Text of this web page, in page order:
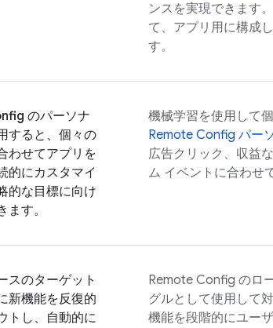
ンスを実現できます。
て、アプリ用に構成
す。
のパーソナ
すると、個々の
わせてアプリを
的にカスタマイ
的な目標に向け
ます。
機械学習を使用して
Remote Config パー
広告クリック、収益
ム イベントに合わせ
スのターゲット
新機能を反復的
トし、自動的に
Remote Config のロ
グルとして使用して
機能を段階的にユー